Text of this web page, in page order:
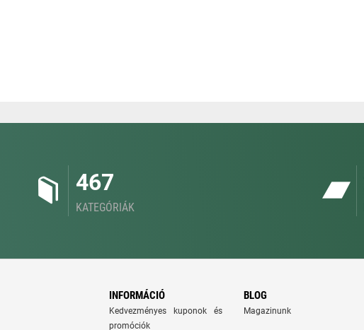
467
KATEGÓRIÁK
INFORMÁCIÓ
Kedvezményes kuponok és
promóciók
BLOG
Magazinunk